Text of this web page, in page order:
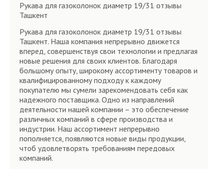
Рукава для газоколонок диаметр 19/31 отзывы
Ташкент
Рукава для газоколонок диаметр 19/31 отзывы
Ташкент. Наша компания непрерывно движется
вперед, совершенствуя свои технологии и предлагая
новые решения для своих клиентов. Благодаря
большому опыту, широкому ассортименту товаров и
квалифицированному подходу к каждому
покупателю мы сумели зарекомендовать себя как
надежного поставщика. Одно из направлений
деятельности нашей компании – это обеспечение
различных компаний в сфере производства и
индустрии. Наш ассортимент непрерывно
пополняется, появляются новые виды продукции,
чтоб удовлетворять требованиям передовых
компаний.